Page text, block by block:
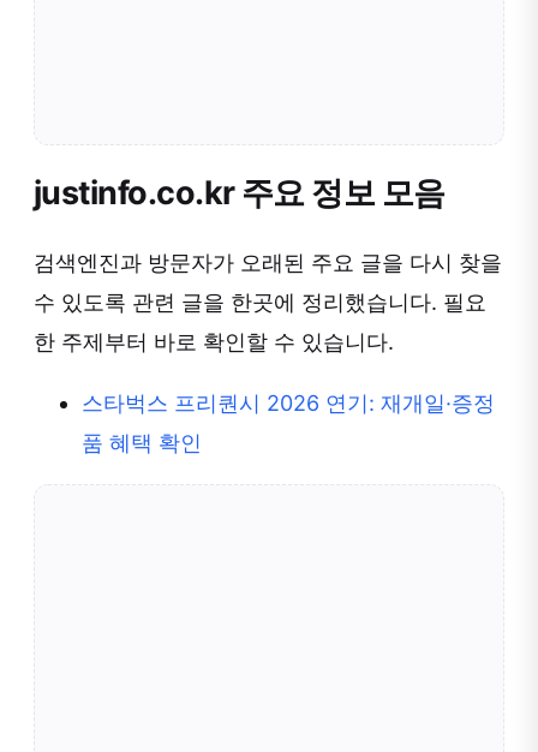
justinfo.co.kr 주요 정보 모음
검색엔진과 방문자가 오래된 주요 글을 다시 찾을
수 있도록 관련 글을 한곳에 정리했습니다. 필요
한 주제부터 바로 확인할 수 있습니다.
스타벅스 프리퀀시 2026 연기: 재개일·증정
품 혜택 확인